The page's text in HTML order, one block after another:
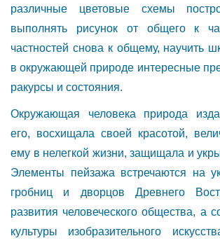
различные цветовые схемы
выполнять рисунок от общего к
частностей снова к общему, научить
в окружающей природе интересные
ракурсы и состояния.
Окружающая человека природа
его, восхищала своей красотой,
ему в нелегкой жизни, защищала и
Элементы пейзажа встречаются на
гробниц и дворцов Древнего
развития человеческого общества, а
культуры изобразительного